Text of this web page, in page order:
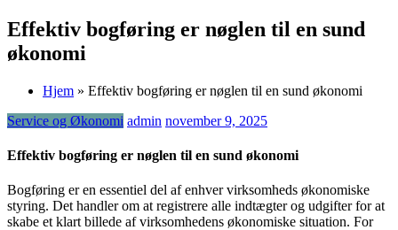
Effektiv bogføring er nøglen til en sund
økonomi
Hjem » Effektiv bogføring er nøglen til en sund økonomi
Service og Økonomi admin november 9, 2025
Effektiv bogføring er nøglen til en sund økonomi
Bogføring er en essentiel del af enhver virksomheds økonomiske
styring. Det handler om at registrere alle indtægter og udgifter for at
skabe et klart billede af virksomhedens økonomiske situation. For